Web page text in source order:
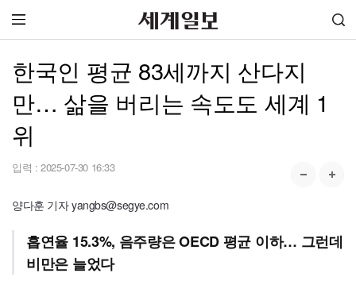
한국인 평균 83세까지 산다지
만… 삶을 버리는 속도도 세계 1
위
입력 : 2025-07-30 16:33
양다훈 기자 yangbs@segye.com
흡연율 15.3%, 음주량은 OECD 평균 이하… 그런데
비만은 늘었다